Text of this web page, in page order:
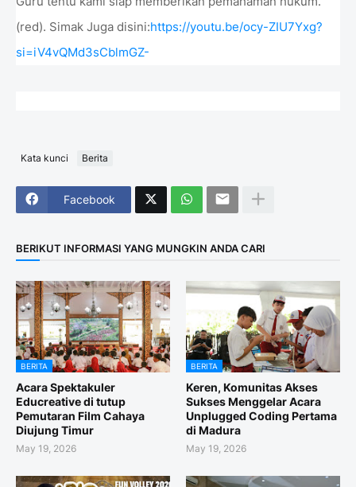
(red). Simak Juga disini:https://youtu.be/ocy-ZIU7Yxg?
si=iV4vQMd3sCblmGZ-
Kata kunci Berita
Facebook
BERIKUT INFORMASI YANG MUNGKIN ANDA CARI
BERITA
Acara Spektakuler
Educreative di tutup
Pemutaran Film Cahaya
Diujung Timur
May 19, 2026
BERITA
Keren, Komunitas Akses
Sukses Menggelar Acara
Unplugged Coding Pertama
di Madura
May 19, 2026